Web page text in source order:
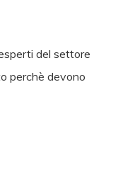
del settore
perchè devono